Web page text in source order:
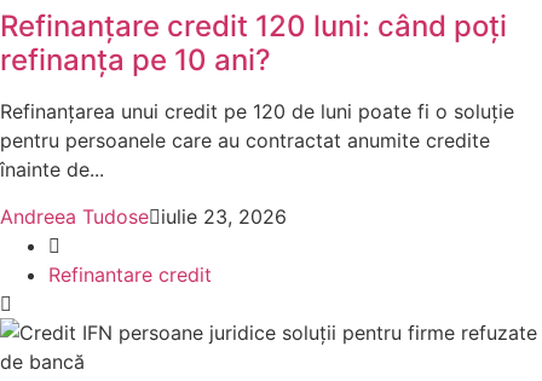
Refinanțare credit 120 luni: când poți
refinanța pe 10 ani?
Refinanțarea unui credit pe 120 de luni poate fi o soluție
pentru persoanele care au contractat anumite credite
înainte de...
Andreea Tudose iulie 23, 2026
Refinantare credit